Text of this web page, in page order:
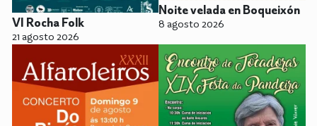
VI Rocha Folk
21 agosto 2026
Noite velada en Boqueixón
8 agosto 2026